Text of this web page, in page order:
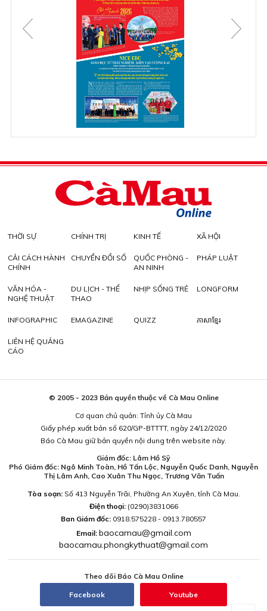
THỜI SỰ CHÍNH TRỊ KINH TẾ XÃ HỘI
CẢI CÁCH HÀNH
CHÍNH
CHUYỂN ĐỔI SỐ
QUỐC PHÒNG -
AN NINH
PHÁP LUẬT
VĂN HÓA -
NGHỆ THUẬT
DU LỊCH - THỂ
THAO
NHỊP SỐNG TRẺ LONGFORM
INFOGRAPHIC EMAGAZINE QUIZZ ភាសាខ្មែរ
LIÊN HỆ QUẢNG
CÁO
© 2005 - 2023 Bản quyền thuộc về Cà Mau Online
Cơ quan chủ quản: Tỉnh ủy Cà Mau
Giấy phép xuất bản số 620/GP-BTTTT, ngày 24/12/2020
Báo Cà Mau giữ bản quyền nội dung trên website này.
Giám đốc: Lâm Hồ Sỹ
Phó Giám đốc: Ngô Minh Toàn, Hồ Tấn Lộc, Nguyễn Quốc Danh, Nguyễn
Thị Lâm Anh, Cao Xuân Thu Ngọc, Trương Văn Tuấn
Tòa soạn:Số 413 Nguyễn Trãi, Phường An Xuyên, tỉnh Cà Mau.
Điện thoại: (0290)3831066
Ban Giám đốc: 0918.575228 - 0913.780557
Email: baocamau@gmail.com
baocamau.phongkythuat@gmail.com
Theo dõi Báo Cà Mau Online
Facebook Youtube